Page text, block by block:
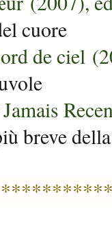
cuore
de ciel
breve